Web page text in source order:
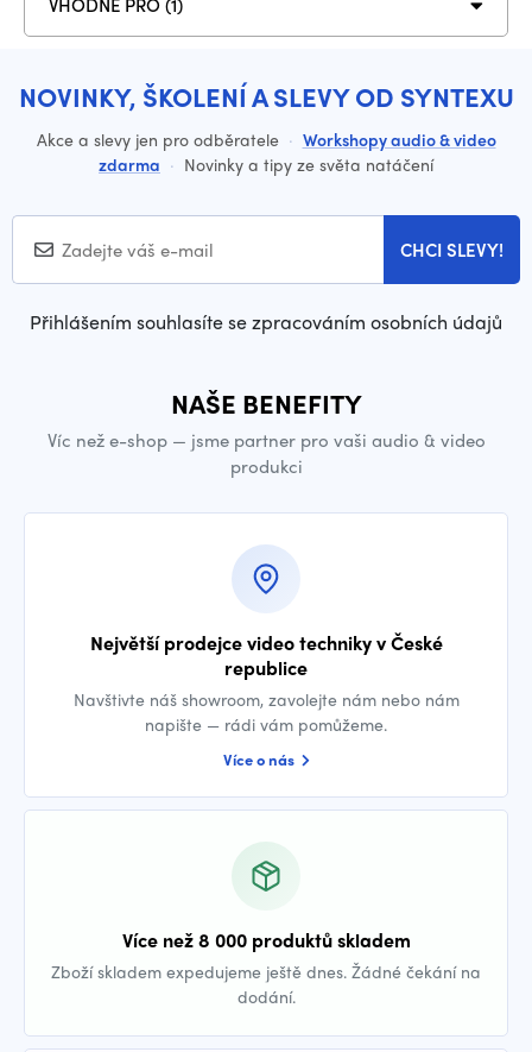
NOVINKY, ŠKOLENÍ A SLEVY OD SYNTEXU
Akce a slevy jen pro odběratele · Workshopy audio & video
zdarma · Novinky a tipy ze světa natáčení
CHCI SLEVY!
Přihlášením souhlasíte se zpracováním osobních údajů
NAŠE BENEFITY
Víc než e-shop — jsme partner pro vaši audio & video
produkci
Největší prodejce video techniky v České
republice
Navštivte náš showroom, zavolejte nám nebo nám
napište — rádi vám pomůžeme.
Více o nás
Více než 8 000 produktů skladem
Zboží skladem expedujeme ještě dnes. Žádné čekání na
dodání.